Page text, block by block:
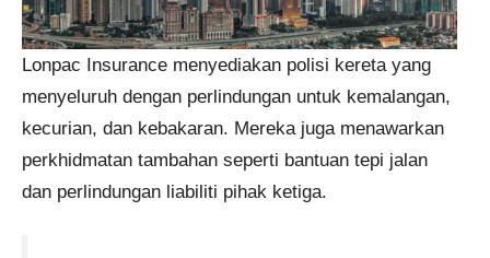
Lonpac Insurance menyediakan polisi kereta yang
menyeluruh dengan perlindungan untuk kemalangan,
kecurian, dan kebakaran. Mereka juga menawarkan
perkhidmatan tambahan seperti bantuan tepi jalan
dan perlindungan liabiliti pihak ketiga​​.